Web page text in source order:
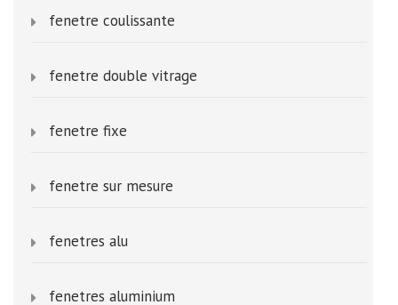
fenetre coulissante
fenetre double vitrage
fenetre fixe
fenetre sur mesure
fenetres alu
fenetres aluminium